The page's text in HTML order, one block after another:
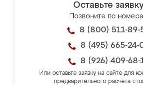
Оставьте
Позвоните по
8 (800) 511-89-
8 (495) 665-24-
8 (926) 409-68-
Или оставьте заявку на сайте для
предварительного расчёта